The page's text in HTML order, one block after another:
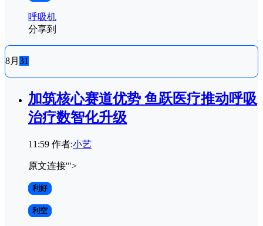
呼吸机
分享到
8月 31
加筑核心赛道优势 鱼跃医疗推动呼吸
治疗数智化升级
11:59 作者:小艺
原文连接'">
利好
利空